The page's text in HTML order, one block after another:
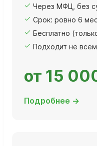
Через МФЦ, без
Срок: ровно 6
Бесплатно
Подходит не
от 15
Подробнее →